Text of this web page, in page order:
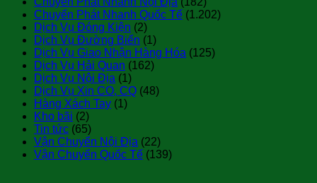
Chuyển Phát Nhanh Quốc Tế (1.202)
Dịch Vụ Đóng Kiện (2)
Dịch Vụ Đường Biển (1)
Dịch Vụ Giao Nhận Hàng Hóa (125)
Dịch Vụ Hải Quan (162)
Dịch Vụ Nội Địa (1)
Dịch Vụ Xin CO, CQ (48)
Hàng Xách Tay (1)
Kho bãi (2)
Tin tức (65)
Vận Chuyển Nội Địa (22)
Vận Chuyển Quốc Tế (139)